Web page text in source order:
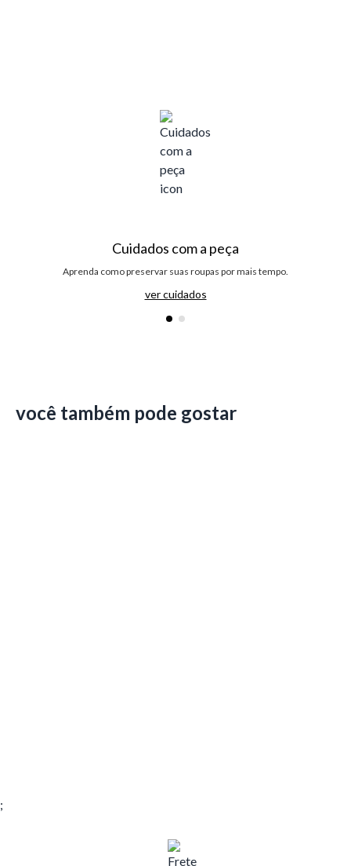
Cuidados com a peça
Aprenda como preservar suas roupas por mais tempo.
ver cuidados
você também pode gostar
;